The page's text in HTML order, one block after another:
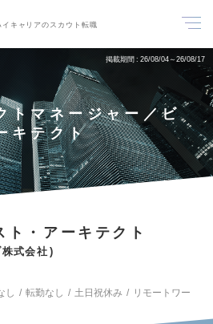
イキャリアのスカウト転職
掲載期間 26/08/04～26/08/17
トマネージャー／ビ
キテクト
ト・アーキテクト
式会社
し 転勤なし 土日祝休み
リモートワー